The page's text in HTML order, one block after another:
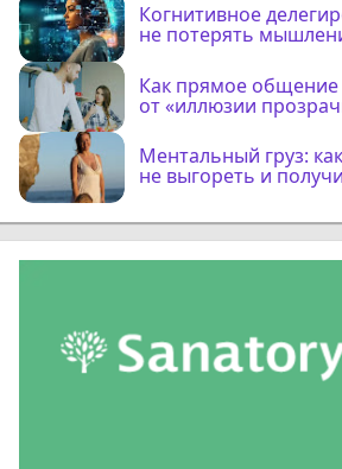
Когнитивное
не потерять
Как прямое общение
от «иллюзии
Ментальный груз:
не выгореть и